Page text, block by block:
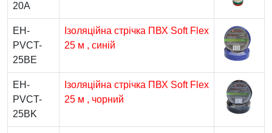
20A
EH-
PVCT-
25BE
Ізоляційна стрічка ПВХ Soft Flex
25 м , синій
EH-
PVCT-
25BK
Ізоляційна стрічка ПВХ Soft Flex
25 м , чорний